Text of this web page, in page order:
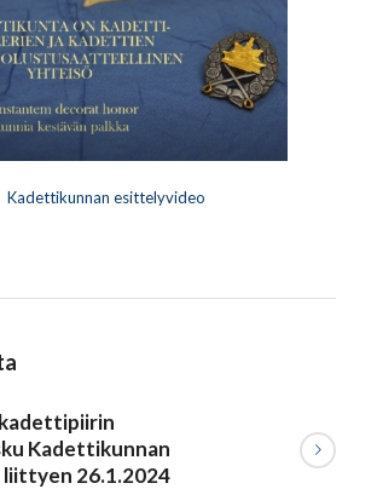
Kadettikunnan esittelyvideo
Kadettikunnan
liittyen 26.1.2024